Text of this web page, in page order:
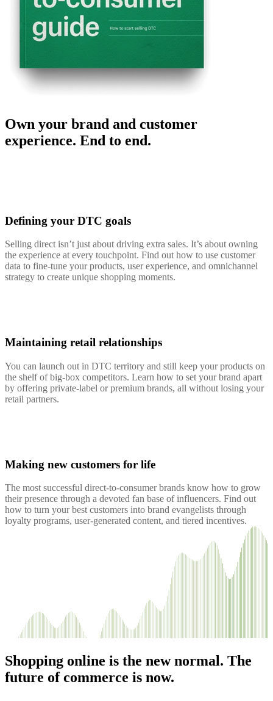
Own your brand and customer
experience. End to end.
Defining your DTC goals
Selling direct isn’t just about driving extra sales. It’s about owning
the experience at every touchpoint. Find out how to use customer
data to fine-tune your products, user experience, and omnichannel
strategy to create unique shopping moments.
Maintaining retail relationships
You can launch out in DTC territory and still keep your products on
the shelf of big-box competitors. Learn how to set your brand apart
by offering private-label or premium brands, all without losing your
retail partners.
Making new customers for life
The most successful direct-to-consumer brands know how to grow
their presence through a devoted fan base of influencers. Find out
how to turn your best customers into brand evangelists through
loyalty programs, user-generated content, and tiered incentives.
Shopping online is the new normal. The
future of commerce is now.